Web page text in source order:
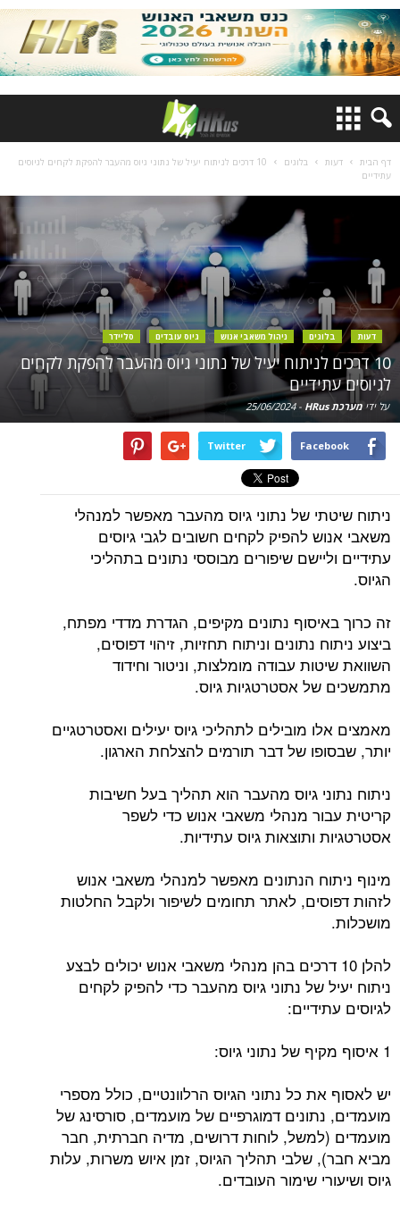
דף הבית דעות בלוגים
10 דרכים לניתוח יעיל של נתוני גיוס מהעבר להפקת לקחים לגיוסים
עתידיים
דעות בלוגים ניהול משאבי אנוש גיוס עובדים סליידר
10 דרכים לניתוח יעיל של נתוני גיוס מהעבר להפקת לקחים
לגיוסים עתידיים
על ידי מערכת HRus -
25/06/2024
Facebook
Twitter
ניתוח שיטתי של נתוני גיוס מהעבר מאפשר למנהלי
משאבי אנוש להפיק לקחים חשובים לגבי גיוסים
עתידיים וליישם שיפורים מבוססי נתונים בתהליכי
הגיוס.
זה כרוך באיסוף נתונים מקיפים, הגדרת מדדי מפתח,
ביצוע ניתוח נתונים וניתוח תחזיות, זיהוי דפוסים,
השוואת שיטות עבודה מומלצות, וניטור וחידוד
מתמשכים של אסטרטגיות גיוס.
מאמצים אלו מובילים לתהליכי גיוס יעילים ואסטרטגיים
יותר, שבסופו של דבר תורמים להצלחת הארגון.
ניתוח נתוני גיוס מהעבר הוא תהליך בעל חשיבות
קריטית עבור מנהלי משאבי אנוש כדי לשפר
אסטרטגיות ותוצאות גיוס עתידיות.
מינוף ניתוח הנתונים מאפשר למנהלי משאבי אנוש
לזהות דפוסים, לאתר תחומים לשיפור ולקבל החלטות
מושכלות.
להלן 10 דרכים בהן מנהלי משאבי אנוש יכולים לבצע
ניתוח יעיל של נתוני גיוס מהעבר כדי להפיק לקחים
לגיוסים עתידיים:
1 איסוף מקיף של נתוני גיוס:
יש לאסוף את כל נתוני הגיוס הרלוונטיים, כולל מספרי
מועמדים, נתונים דמוגרפיים של מועמדים, סורסינג של
מועמדים (למשל, לוחות דרושים, מדיה חברתית, חבר
מביא חבר), שלבי תהליך הגיוס, זמן איוש משרות, עלות
גיוס ושיעורי שימור העובדים.